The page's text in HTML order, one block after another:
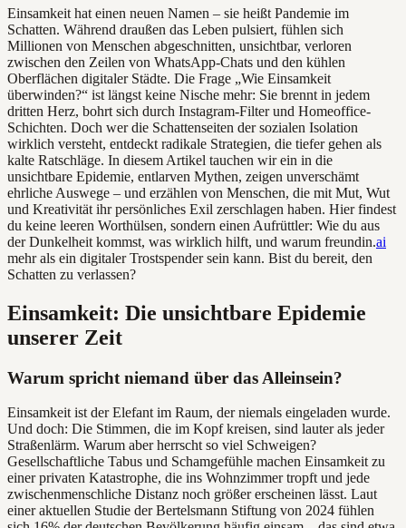
Einsamkeit hat einen neuen Namen – sie heißt Pandemie im
Schatten. Während draußen das Leben pulsiert, fühlen sich
Millionen von Menschen abgeschnitten, unsichtbar, verloren
zwischen den Zeilen von WhatsApp-Chats und den kühlen
Oberflächen digitaler Städte. Die Frage „Wie Einsamkeit
überwinden?“ ist längst keine Nische mehr: Sie brennt in jedem
dritten Herz, bohrt sich durch Instagram-Filter und Homeoffice-
Schichten. Doch wer die Schattenseiten der sozialen Isolation
wirklich versteht, entdeckt radikale Strategien, die tiefer gehen als
kalte Ratschläge. In diesem Artikel tauchen wir ein in die
unsichtbare Epidemie, entlarven Mythen, zeigen unverschämt
ehrliche Auswege – und erzählen von Menschen, die mit Mut, Wut
und Kreativität ihr persönliches Exil zerschlagen haben. Hier findest
du keine leeren Worthülsen, sondern einen Aufrüttler: Wie du aus
der Dunkelheit kommst, was wirklich hilft, und warum freundin.ai
mehr als ein digitaler Trostspender sein kann. Bist du bereit, den
Schatten zu verlassen?
Einsamkeit: Die unsichtbare Epidemie
unserer Zeit
Warum spricht niemand über das Alleinsein?
Einsamkeit ist der Elefant im Raum, der niemals eingeladen wurde.
Und doch: Die Stimmen, die im Kopf kreisen, sind lauter als jeder
Straßenlärm. Warum aber herrscht so viel Schweigen?
Gesellschaftliche Tabus und Schamgefühle machen Einsamkeit zu
einer privaten Katastrophe, die ins Wohnzimmer tropft und jede
zwischenmenschliche Distanz noch größer erscheinen lässt. Laut
einer aktuellen Studie der Bertelsmann Stiftung von 2024 fühlen